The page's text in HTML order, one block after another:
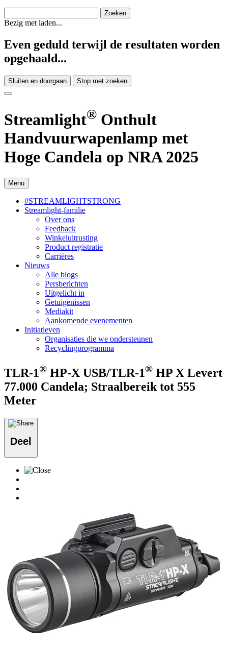
Bezig met laden...
Even geduld terwijl de resultaten worden
opgehaald...
Sluiten en doorgaan Stop met zoeken
Streamlight® Onthult
Handvuurwapenlamp met
Hoge Candela op NRA 2025
Menu
#STREAMLIGHTSTRONG
Streamlight-familie
Over ons
Feedback
Winkeluitrusting
Product registratie
Carrières
Nieuws
Alle blogs
Persberichten
Uitgelicht in
Getuigenissen
Mediakit
Aankomende evenementen
Initiatieven
Organisaties die we ondersteunen
Recyclingprogramma
TLR-1® HP-X USB/TLR-1® HP X Levert
77.000 Candela; Straalbereik tot 555
Meter
Deel